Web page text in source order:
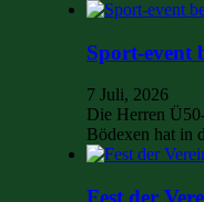
Sport-event
7 Juli, 2026
Die Herren
Bödexen hat in
Fest der